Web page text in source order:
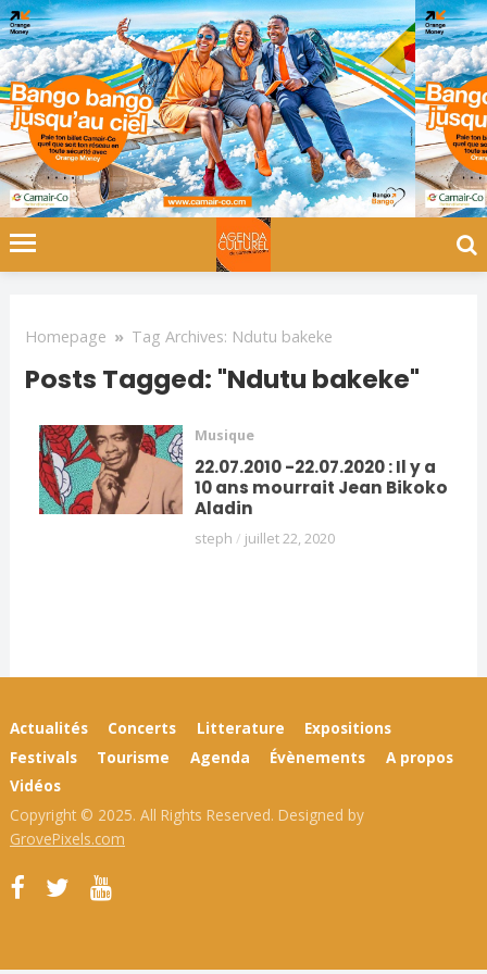
Homepage » Tag Archives: Ndutu bakeke
Posts Tagged: "Ndutu bakeke"
Musique
22.07.2010 -22.07.2020 : Il y a
10 ans mourrait Jean Bikoko
Aladin
steph / juillet 22, 2020
Actualités Concerts Litterature
Expositions
Festivals
Tourisme Agenda Évènements
A propos
Vidéos
Copyright © 2025. All Rights Reserved. Designed by
GrovePixels.com